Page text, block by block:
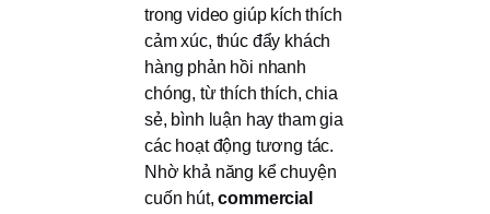
trong video giúp kích thích
cảm xúc, thúc đẩy khách
hàng phản hồi nhanh
chóng, từ thích thích, chia
sẻ, bình luận hay tham gia
các hoạt động tương tác.
Nhờ khả năng kể chuyện
cuốn hút,commercial